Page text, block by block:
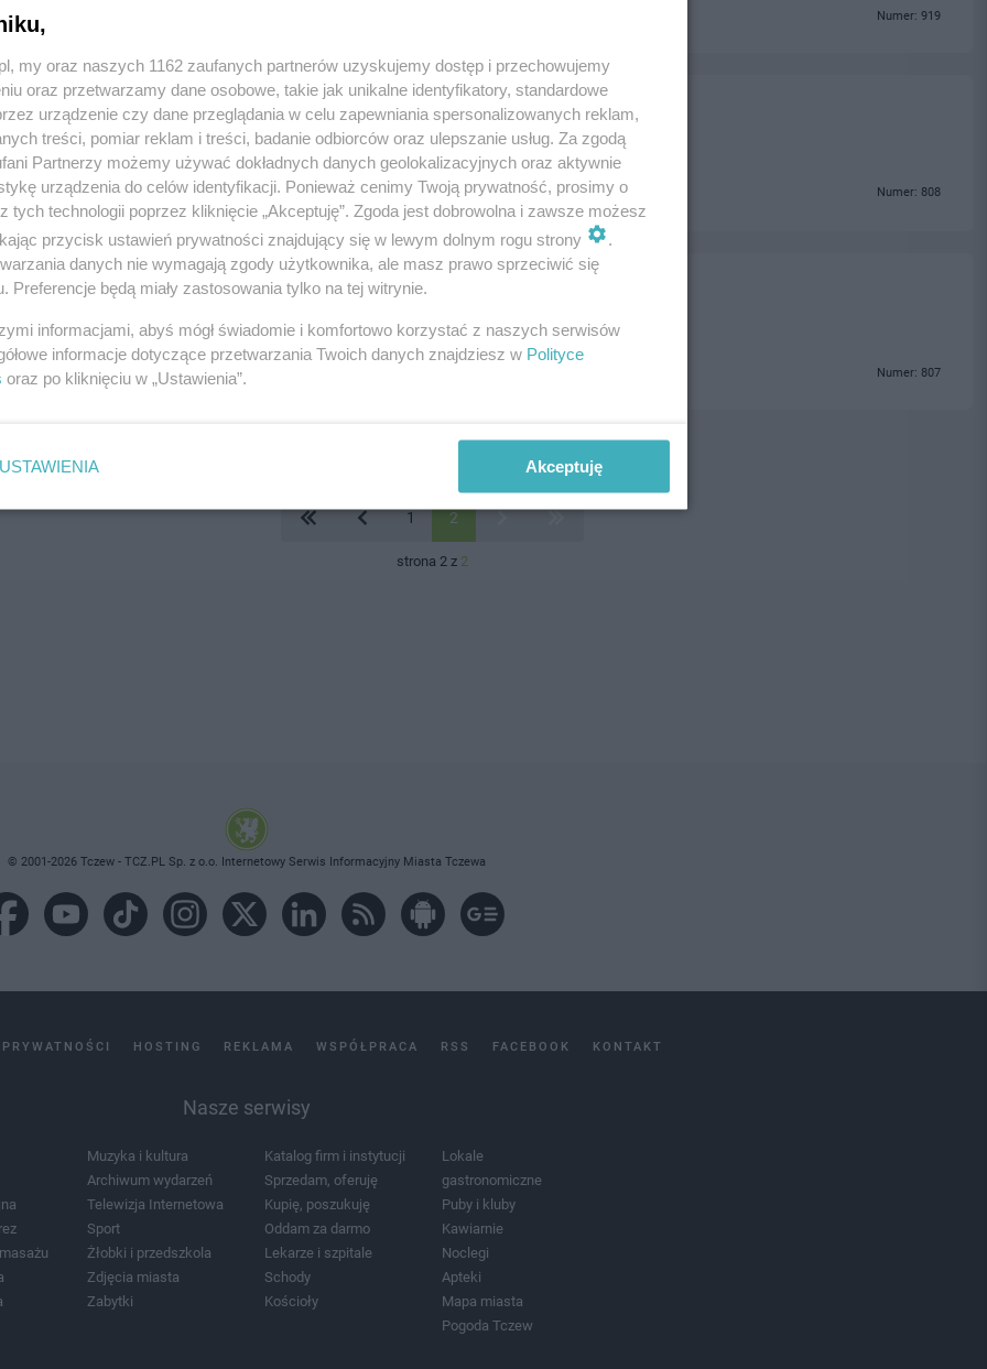
i rekreacja Numer: 919
Centrum Kultury
10, 83-110 Tczew
i rekreacja Numer: 808
Mieszkaniowa Osiedlowy Dom Kultury Suchostrzygi
i rekreacja Numer: 807
1 2
strona 2 z 2
© 2001-2026 Tczew - TCZ.PL Sp. z o.o. Internetowy Serwis Informacyjny Miasta Tczewa
HOSTING REKLAMA WSPÓŁPRACA RSS FACEBOOK KONTAKT
Nasze serwisy
Muzyka i kultura
Archiwum wydarzeń
Telewizja Internetowa
Sport
Żłobki i przedszkola
Zdjęcia miasta
Zabytki
Katalog firm i instytucji
Sprzedam, oferuję
Kupię, poszukuję
Oddam za darmo
Lekarze i szpitale
Schody
Kościoły
Lokale
gastronomiczne
Puby i kluby
Kawiarnie
Noclegi
Apteki
Mapa miasta
Pogoda Tczew
my oraz naszych 1162 zaufanych partnerów uzyskujemy dostęp i przechowujemy
oraz przetwarzamy dane osobowe, takie jak unikalne identyfikatory, standardowe
urządzenie czy dane przeglądania w celu zapewniania spersonalizowanych reklam,
treści, pomiar reklam i treści, badanie odbiorców oraz ulepszanie usług. Za zgodą
Partnerzy możemy używać dokładnych danych geolokalizacyjnych oraz aktywnie
urządzenia do celów identyfikacji. Ponieważ cenimy Twoją prywatność, prosimy o
tych technologii poprzez kliknięcie „Akceptuję”. Zgoda jest dobrowolna i zawsze możesz
przycisk ustawień prywatności znajdujący się w lewym dolnym rogu strony
.
danych nie wymagają zgody użytkownika, ale masz prawo sprzeciwić się
Preferencje będą miały zastosowania tylko na tej witrynie.
informacjami, abyś mógł świadomie i komfortowo korzystać z naszych serwisów
informacje dotyczące przetwarzania Twoich danych znajdziesz w Polityce
oraz po kliknięciu w „Ustawienia”.
USTAWIENIA Akceptuję